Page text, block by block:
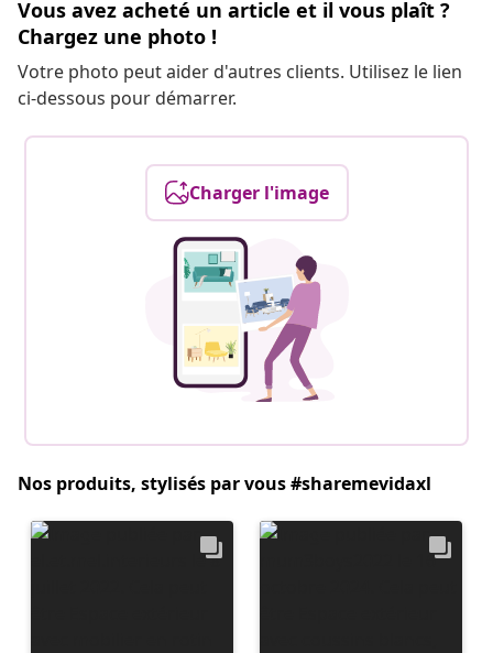
Vous avez acheté un article et il vous plaît ?
Chargez une photo !
Votre photo peut aider d'autres clients. Utilisez le lien
ci-dessous pour démarrer.
Charger l'image
Nos produits, stylisés par vous #sharemevidaxl